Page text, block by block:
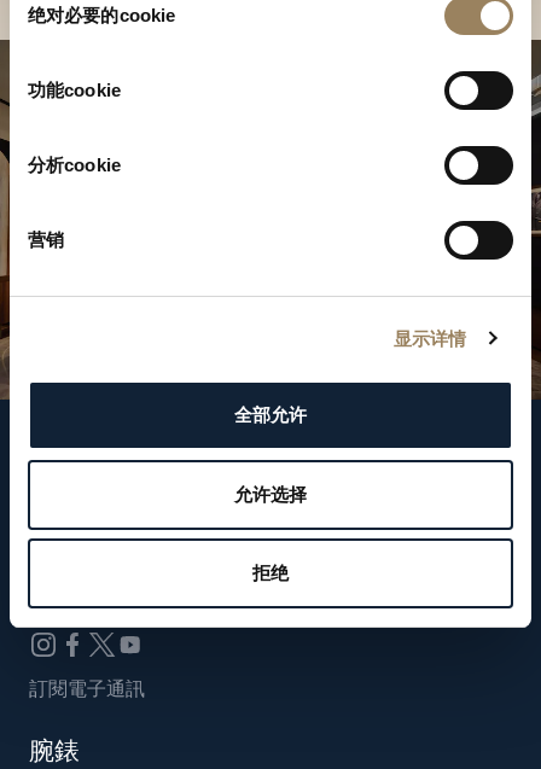
绝对必要的cookie
功能cookie
分析cookie
营销
显示详情
全部允许
允许选择
拒绝
關注我們
WeChat ID
Breguet_China
訂閱電子通訊
腕錶